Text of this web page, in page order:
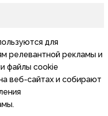
для
релевантной рекламы и
файлы cookie
веб-сайтах и собирают